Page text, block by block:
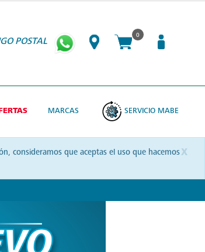
POSTAL
0
MARCAS SERVICIO MABE
x
consideramos que aceptas el uso que hacemos